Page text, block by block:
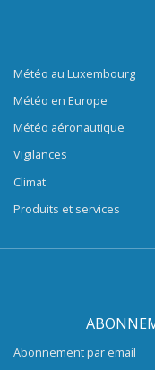
Météo au Luxembourg
Météo en Europe
Météo aéronautique
Vigilances
Climat
Produits et services
Abonnement par email